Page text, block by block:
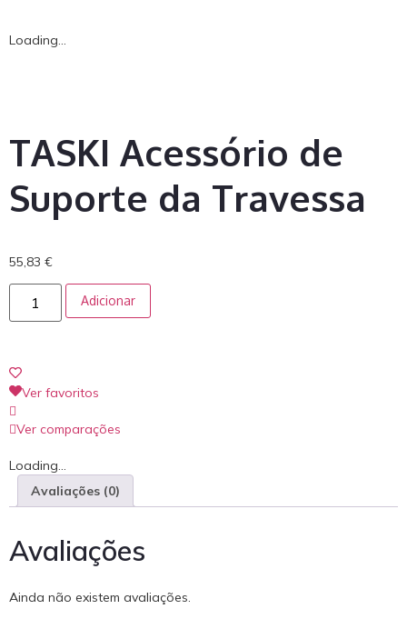
Loading...
TASKI Acessório de
Suporte da Travessa
55,83 €
Adicionar
Ver favoritos
Ver comparações
Loading...
Avaliações (0)
Avaliações
Ainda não existem avaliações.